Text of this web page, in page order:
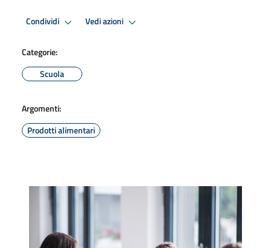
Condividi Vedi azioni
Categorie:
Scuola
Argomenti:
Prodotti alimentari